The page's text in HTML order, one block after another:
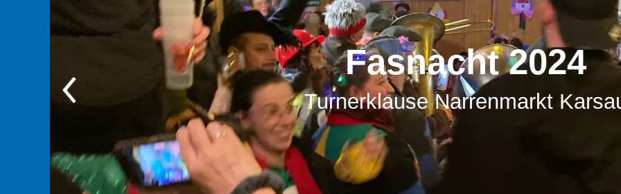
Fasnacht 2024
Turnerklause Narrenmarkt